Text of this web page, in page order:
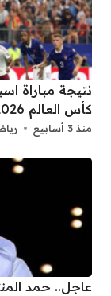
نتيجة مباراة
كأس العالم 2026.. من وصل لنهائي المونديال؟
منذ 3 أسابيع
عاجل.. حمد